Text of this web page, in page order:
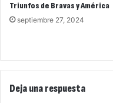
Triunfos de Bravas y América
septiembre 27, 2024
Deja una respuesta